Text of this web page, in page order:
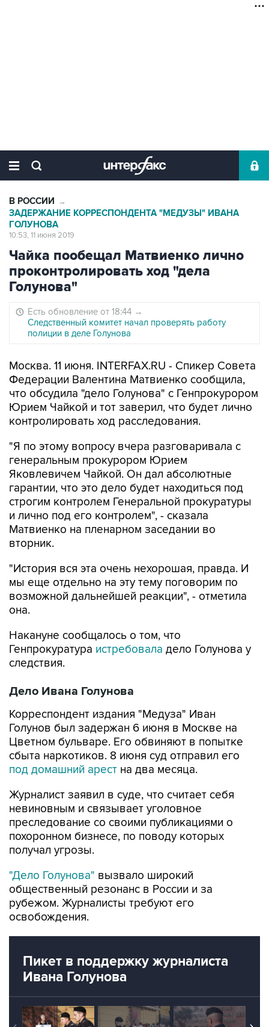
В РОССИИ →
ЗАДЕРЖАНИЕ КОРРЕСПОНДЕНТА "МЕДУЗЫ" ИВАНА
ГОЛУНОВА
10:53, 11 июня 2019
Чайка пообещал Матвиенко лично
проконтролировать ход "дела
Голунова"
Есть обновление от 18:44 →
Следственный комитет начал проверять работу
полиции в деле Голунова
Москва. 11 июня. INTERFAX.RU - Спикер Совета
Федерации Валентина Матвиенко сообщила,
что обсудила "дело Голунова" с Генпрокурором
Юрием Чайкой и тот заверил, что будет лично
контролировать ход расследования.
"Я по этому вопросу вчера разговаривала с
генеральным прокурором Юрием
Яковлевичем Чайкой. Он дал абсолютные
гарантии, что это дело будет находиться под
строгим контролем Генеральной прокуратуры
и лично под его контролем", - сказала
Матвиенко на пленарном заседании во
вторник.
"История вся эта очень нехорошая, правда. И
мы еще отдельно на эту тему поговорим по
возможной дальнейшей реакции", - отметила
она.
Накануне сообщалось о том, что
Генпрокуратура истребовала дело Голунова у
следствия.
Дело Ивана Голунова
Корреспондент издания "Медуза" Иван
Голунов был задержан 6 июня в Москве на
Цветном бульваре. Его обвиняют в попытке
сбыта наркотиков. 8 июня суд отправил его
под домашний арест на два месяца.
Журналист заявил в суде, что считает себя
невиновным и связывает уголовное
преследование со своими публикациями о
похоронном бизнесе, по поводу которых
получал угрозы.
"Дело Голунова" вызвало широкий
общественный резонанс в России и за
рубежом. Журналисты требуют его
освобождения.
Пикет в поддержку журналиста
Ивана Голунова